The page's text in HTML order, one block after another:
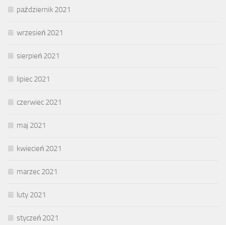
październik 2021
wrzesień 2021
sierpień 2021
lipiec 2021
czerwiec 2021
maj 2021
kwiecień 2021
marzec 2021
luty 2021
styczeń 2021